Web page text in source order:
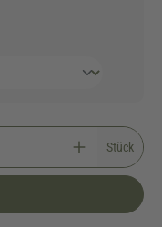
Stück